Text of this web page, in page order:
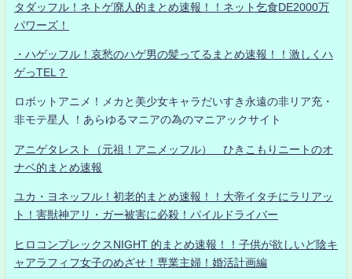
タダッフル！ネトゲ廃人的まとめ速報！！ネット乞食DE2000万
パワーズ！
・ハゲッフル！哀愁のハゲ男の髪ってるまとめ速報！！激しくハ
ゲっTEL？
ロボットアニメ！メカと美少女キャラだいすき永遠の非リア充・
非モテ星人 ！あらゆるマニアの為のマニアックサイト
アニゲタレスト（元祖！アニメッフル） ひきこもりニートのオ
ナベ的まとめ速報
ユカ・ヨネッフル！初老的まとめ速報！！大帝イタチにラリアッ
ト！害獣神アリ・ガー被害に必殺！パイルドライバー
ヒロコンプレックスNIGHT 的まとめ速報！！子供が欲しいど陰キ
ャアラフィフ女子のめざせ！専業主婦！婚活計画編